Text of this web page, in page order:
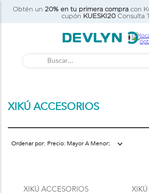
Obtén un 20% en tu primera compra con
cupón KUESKI20 Consulta
Buscar...
XIKÚ ACCESORIOS
Precio: Mayor A Menor
XIKÚ ACCESORIOS